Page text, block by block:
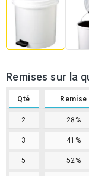
Remises sur la
Qté Remise
2 28%
3 41%
5 52%